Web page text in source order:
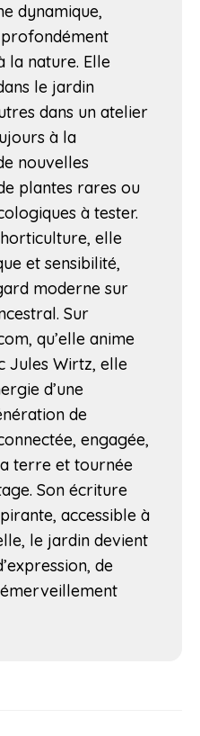
dynamique,
la nature. Elle
le jardin
dans un atelier
à la
nouvelles
plantes rares ou
à tester.
elle
et sensibilité,
moderne sur
Sur
qu’elle anime
Jules Wirtz, elle
d’une
de
engagée,
terre et tournée
Son écriture
accessible à
le jardin devient
de